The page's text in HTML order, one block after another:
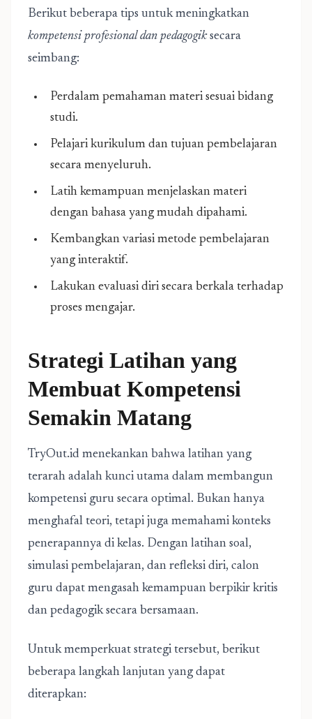
Berikut beberapa tips untuk meningkatkan
kompetensi profesional dan pedagogiksecara
seimbang:
Perdalam pemahaman materi sesuai bidang
studi.
Pelajari kurikulum dan tujuan pembelajaran
secara menyeluruh.
Latih kemampuan menjelaskan materi
dengan bahasa yang mudah dipahami.
Kembangkan variasi metode pembelajaran
yang interaktif.
Lakukan evaluasi diri secara berkala terhadap
proses mengajar.
Strategi Latihan yang
Membuat Kompetensi
Semakin Matang
TryOut.id menekankan bahwa latihan yang
terarah adalah kunci utama dalam membangun
kompetensi guru secara optimal. Bukan hanya
menghafal teori, tetapi juga memahami konteks
penerapannya di kelas. Dengan latihan soal,
simulasi pembelajaran, dan refleksi diri, calon
guru dapat mengasah kemampuan berpikir kritis
dan pedagogik secara bersamaan.
Untuk memperkuat strategi tersebut, berikut
beberapa langkah lanjutan yang dapat
diterapkan: